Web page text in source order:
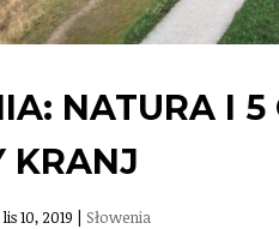
NATURA I
KRANJ
lis 10, 2019 | Słowenia